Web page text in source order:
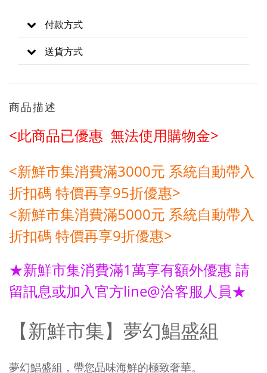
付款方式
送貨方式
商品描述
<此商品已優惠 無法使用購物金>
<新鮮市集消費滿3000元 系統自動帶入
折扣碼 特價再享95折優惠>
<新鮮市集消費滿5000元 系統自動帶入
折扣碼 特價再享9折優惠>
★新鮮市集消費滿1萬享有額外優惠 請
留訊息或加入官方line@洽客服人員★
【新鮮市集】夢幻鯧盛組
夢幻鯧盛組，帶您品味海鮮的極致奢華。